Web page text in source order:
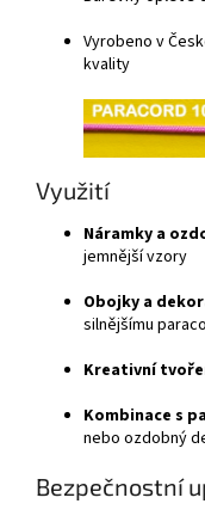
Vyrobeno v
kvality
Využití
Náramky a
jemnější vzory
Obojky a
silnějšímu
Kreativní
Kombinace s
nebo ozdobný
Bezpečnostní